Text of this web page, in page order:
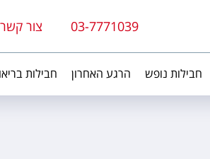
03-7771039 צור קשר
חבילות נופש הרגע האחרון חבילות